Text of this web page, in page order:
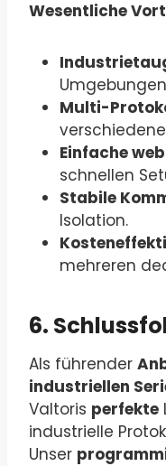
Wesentliche
Multi-
Einfache
schnellen
Stabile
Isolation.
mehreren
6.
Als führender
industriellen
Valtoris perfekte
industrielle
Unser